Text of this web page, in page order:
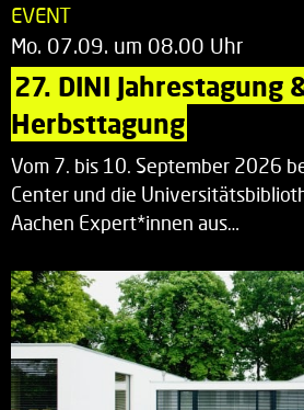
EVENT
Mo. 07.09. um 08.00 Uhr
27. DINI Jahrestagung
Herbsttagung
Vom 7. bis 10. September 2026
Center und die
Aachen Expert*innen aus…